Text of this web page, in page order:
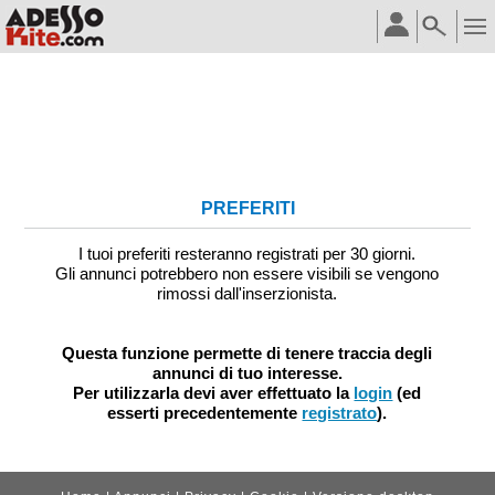
PREFERITI
I tuoi preferiti resteranno registrati per 30 giorni.
Gli annunci potrebbero non essere visibili se vengono
rimossi dall'inserzionista.
Questa funzione permette di tenere traccia degli
annunci di tuo interesse.
Per utilizzarla devi aver effettuato la login (ed
esserti precedentemente registrato).